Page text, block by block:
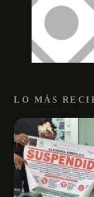
LO MÁS